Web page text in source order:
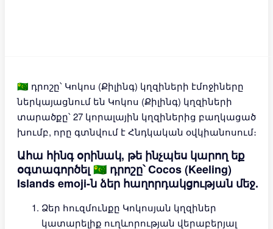
🇨🇨 դրոշը՝ Կոկոս (Քիլինգ) կղզիների էմոջիները
ներկայացնում են Կոկոս (Քիլինգ) կղզիների
տարածքը՝ 27 կորալային կղզիներից բաղկացած
խումբ, որը գտնվում է Հնդկական օվկիանոսում։
Ահա հինգ օրինակ, թե ինչպես կարող եք
օգտագործել 🇨🇨 դրոշը՝ Cocos (Keeling)
Islands emoji-ն ձեր հաղորդակցության մեջ.
Ձեր հուզմունքը Կոկոսյան կղզիներ
կատարելիք ուղևորության վերաբերյալ